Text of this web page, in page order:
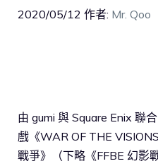
2020/05/12 作者: Mr. Qoo
由 gumi 與 Square Enix 聯
戲《WAR OF THE
戰爭》（下略《FFBE 幻影